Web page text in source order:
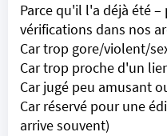
Parce qu'il l'a déjà été
vérifications dans nos
Car trop gore/violent/
Car trop proche d'un
Car jugé peu amusant
Car réservé pour une
arrive souvent)